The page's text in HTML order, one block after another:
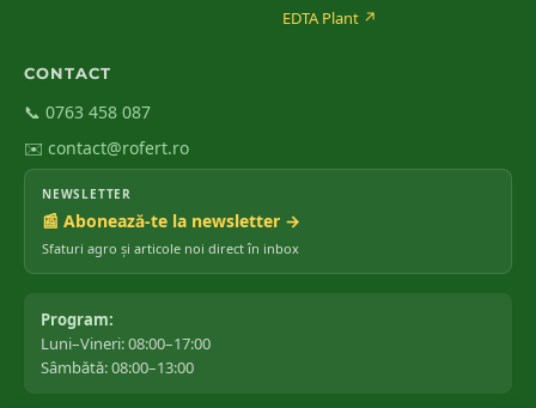
EDTA Plant ↗
CONTACT
📞 0763 458 087
✉️ contact@rofert.ro
NEWSLETTER
📰 Abonează-te la newsletter →
Sfaturi agro și articole noi direct în inbox
Program:
Luni–Vineri: 08:00–17:00
Sâmbătă: 08:00–13:00